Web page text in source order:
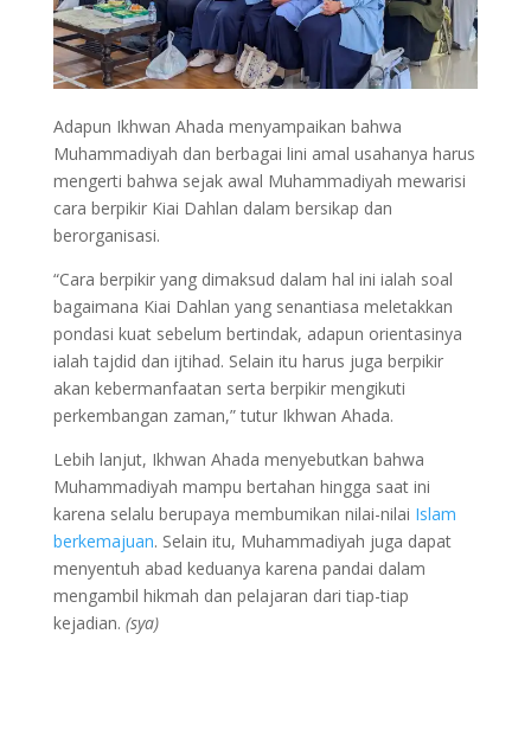
Adapun Ikhwan Ahada menyampaikan bahwa
Muhammadiyah dan berbagai lini amal usahanya harus
mengerti bahwa sejak awal Muhammadiyah mewarisi
cara berpikir Kiai Dahlan dalam bersikap dan
berorganisasi.
“Cara berpikir yang dimaksud dalam hal ini ialah soal
bagaimana Kiai Dahlan yang senantiasa meletakkan
pondasi kuat sebelum bertindak, adapun orientasinya
ialah tajdid dan ijtihad. Selain itu harus juga berpikir
akan kebermanfaatan serta berpikir mengikuti
perkembangan zaman,” tutur Ikhwan Ahada.
Lebih lanjut, Ikhwan Ahada menyebutkan bahwa
Muhammadiyah mampu bertahan hingga saat ini
karena selalu berupaya membumikan nilai-nilai Islam
berkemajuan. Selain itu, Muhammadiyah juga dapat
menyentuh abad keduanya karena pandai dalam
mengambil hikmah dan pelajaran dari tiap-tiap
kejadian. (sya)